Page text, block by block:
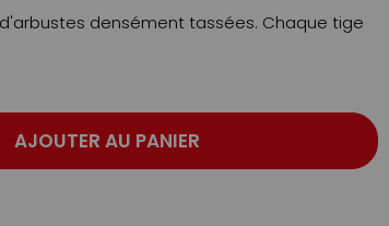
densément tassées. Chaque tige
AJOUTER AU PANIER